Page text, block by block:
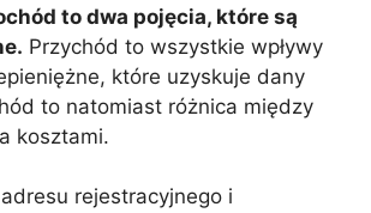
to dwa pojęcia, które są
Przychód to wszystkie wpływy
które uzyskuje dany
to natomiast różnica między
kosztami.
rejestracyjnego i